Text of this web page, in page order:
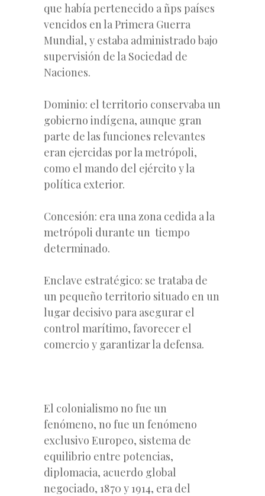
que había pertenecido a ñps países
vencidos en la Primera Guerra
Mundial, y estaba administrado bajo
supervisión de la Sociedad de
Naciones.
Dominio: el territorio conservaba un
gobierno indígena, aunque gran
parte de las funciones relevantes
eran ejercidas por la metrópoli,
como el mando del ejército y la
política exterior.
Concesión: era una zona cedida a la
metrópoli durante un tiempo
determinado.
Enclave estratégico: se trataba de
un pequeño territorio situado en un
lugar decisivo para asegurar el
control marítimo, favorecer el
comercio y garantizar la defensa.
El colonialismo no fue un
fenómeno, no fue un fenómeno
exclusivo Europeo, sistema de
equilibrio entre potencias,
diplomacia, acuerdo global
negociado, 1870 y 1914, era del